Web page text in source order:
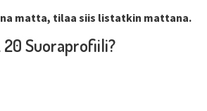
matta, tilaa siis listatkin mattana.
Suoraprofiili?